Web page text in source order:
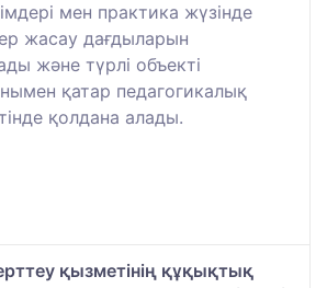
мен практика жүзінде
жасау дағдыларын
және түрлі объекті
қатар педагогикалық
қолдана алады.
қызметінің құқықтық